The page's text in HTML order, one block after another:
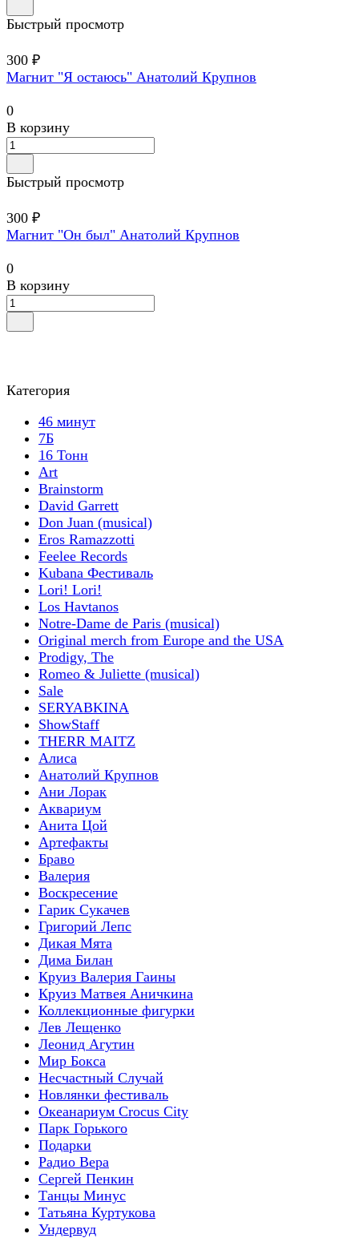
Быстрый просмотр
300 ₽
Магнит "Я остаюсь" Анатолий Крупнов
0
В корзину
Быстрый просмотр
300 ₽
Магнит "Он был" Анатолий Крупнов
0
В корзину
Категория
46 минут
7Б
16 Тонн
Art
Brainstorm
David Garrett
Don Juan (musical)
Eros Ramazzotti
Feelee Records
Kubana Фестиваль
Lori! Lori!
Los Havtanos
Notre-Dame de Paris (musical)
Original merch from Europe and the USA
Prodigy, The
Romeo & Juliette (musical)
Sale
SERYABKINA
ShowStaff
THERR MAITZ
Алиса
Анатолий Крупнов
Ани Лорак
Аквариум
Анита Цой
Артефакты
Браво
Валерия
Воскресение
Гарик Сукачев
Григорий Лепс
Дикая Мята
Дима Билан
Круиз Валерия Гаины
Круиз Матвея Аничкина
Коллекционные фигурки
Лев Лещенко
Леонид Агутин
Мир Бокса
Несчастный Случай
Новлянки фестиваль
Океанариум Crocus City
Парк Горького
Подарки
Радио Вера
Сергей Пенкин
Танцы Минус
Татьяна Куртукова
Ундервуд